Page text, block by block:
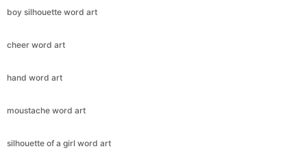
boy silhouette word art
cheer word art
hand word art
moustache word art
silhouette of a girl word art